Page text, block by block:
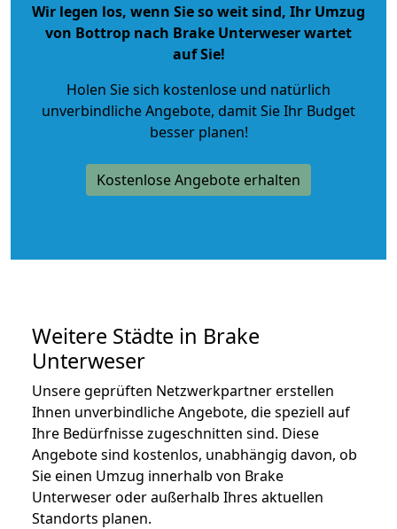
Wir legen los, wenn Sie so weit sind, Ihr Umzug
von Bottrop nach Brake Unterweser wartet
auf Sie!
Holen Sie sich kostenlose und natürlich
unverbindliche Angebote, damit Sie Ihr Budget
besser planen!
Kostenlose Angebote erhalten
Weitere Städte in Brake
Unterweser
Unsere geprüften Netzwerkpartner erstellen
Ihnen unverbindliche Angebote, die speziell auf
Ihre Bedürfnisse zugeschnitten sind. Diese
Angebote sind kostenlos, unabhängig davon, ob
Sie einen Umzug innerhalb von Brake
Unterweser oder außerhalb Ihres aktuellen
Standorts planen.